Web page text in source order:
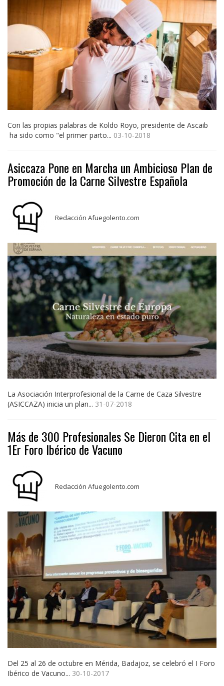
Con las propias palabras de Koldo Royo, presidente de Ascaib
ha sido como "el primer parto... 03-10-2018
Asiccaza Pone en Marcha un Ambicioso Plan de
Promoción de la Carne Silvestre Española
Redacción Afuegolento.com
La Asociación Interprofesional de la Carne de Caza Silvestre
(ASICCAZA) inicia un plan... 31-07-2018
Más de 300 Profesionales Se Dieron Cita en el
1Er Foro Ibérico de Vacuno
Redacción Afuegolento.com
Del 25 al 26 de octubre en Mérida, Badajoz, se celebró el I Foro
Ibérico de Vacuno... 30-10-2017